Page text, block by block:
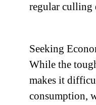
regular culling
Seeking
While the
makes it
consumption,